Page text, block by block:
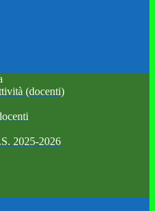
(docenti)
2025-2026